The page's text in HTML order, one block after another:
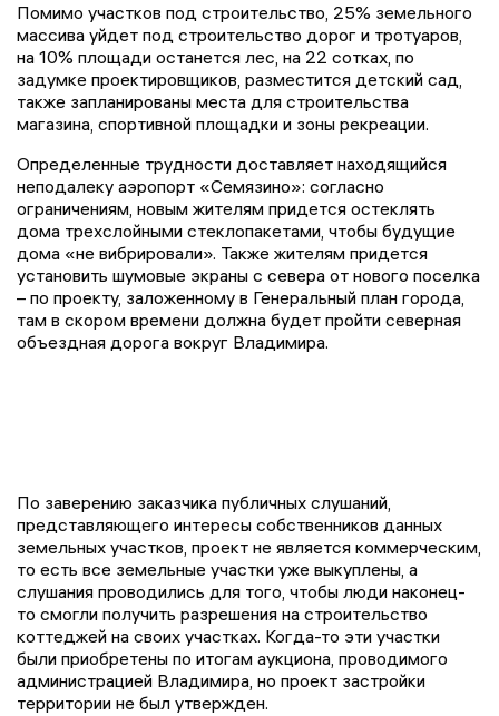
Помимо участков под строительство, 25% земельного
массива уйдет под строительство дорог и тротуаров,
на 10% площади останется лес, на 22 сотках, по
задумке проектировщиков, разместится детский сад,
также запланированы места для строительства
магазина, спортивной площадки и зоны рекреации.
Определенные трудности доставляет находящийся
неподалеку аэропорт «Семязино»: согласно
ограничениям, новым жителям придется остеклять
дома трехслойными стеклопакетами, чтобы будущие
дома «не вибрировали». Также жителям придется
установить шумовые экраны с севера от нового поселка
– по проекту, заложенному в Генеральный план города,
там в скором времени должна будет пройти северная
объездная дорога вокруг Владимира.
По заверению заказчика публичных слушаний,
представляющего интересы собственников данных
земельных участков, проект не является коммерческим,
то есть все земельные участки уже выкуплены, а
слушания проводились для того, чтобы люди наконец-
то смогли получить разрешения на строительство
коттеджей на своих участках. Когда-то эти участки
были приобретены по итогам аукциона, проводимого
администрацией Владимира, но проект застройки
территории не был утвержден.